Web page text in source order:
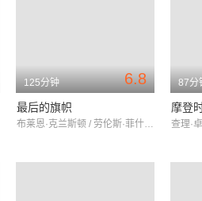
6.8
125分钟
最后的旗帜
布莱恩·克兰斯顿 / 劳伦斯·菲什伯恩 / 史蒂夫·卡瑞尔
87分
摩登